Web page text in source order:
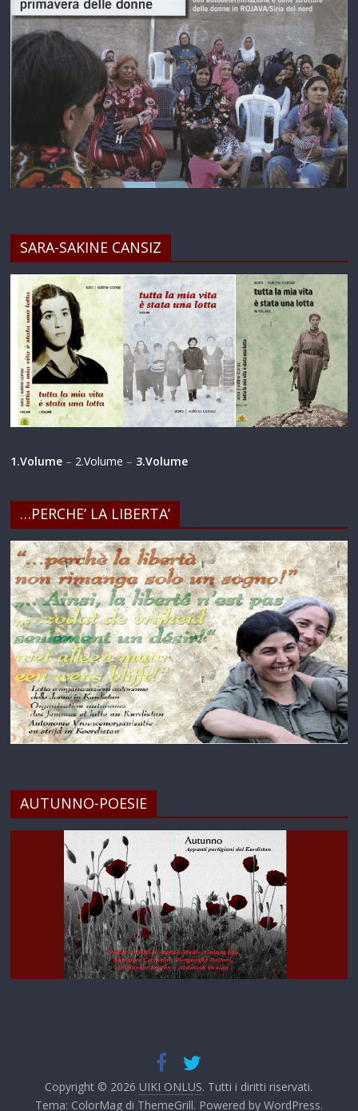
SARA-SAKINE CANSIZ
1.Volume – 2.Volume – 3.Volume
…PERCHE’ LA LIBERTA’
AUTUNNO-POESIE
Copyright © 2026 UIKI ONLUS. Tutti i diritti riservati.
Tema: ColorMagdi ThemeGrill. Powered by WordPress.